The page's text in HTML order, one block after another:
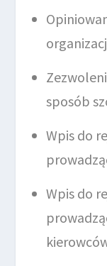
sposób
Wpis do
Wpis do